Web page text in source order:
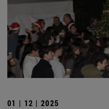
01 | 12 | 2025